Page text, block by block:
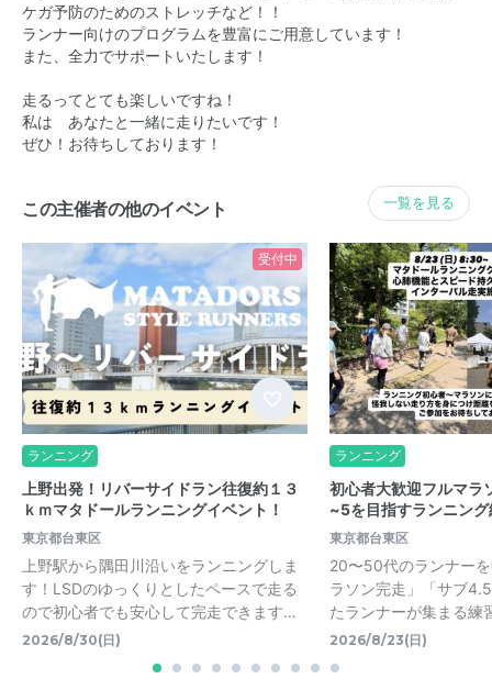
ケガ予防のためのストレッチなど！！
ランナー向けのプログラムを豊富にご用意しています！
また、全力でサポートいたします！
走るってとても楽しいですね！
私は あなたと一緒に走りたいです！
ぜひ！お待ちしております！
この主催者の他のイベント 一覧を見る
受付中
ランニング
上野出発！リバーサイドラン往復約１３
ｋｍマタドールランニングイベント！
東京都台東区
上野駅から隅田川沿いをランニングしま
す！LSDのゆっくりとしたペースで走る
ので初心者でも安心して完走できます…
2026/8/30(日)
ランニング
初心者大歓迎フルマラ
~5を目指すランニング
東京都台東区
20〜50代のランナー
ラソン完走」「サブ
たランナーが集まる練
2026/8/23(日)